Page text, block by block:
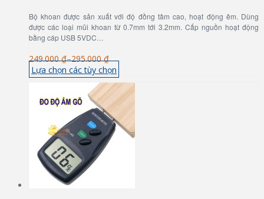
Bộ khoan được sản xuất với độ đồng tâm cao, hoạt động êm. Dùng
được các loại mũi khoan từ 0.7mm tới 3.2mm. Cấp nguồn hoạt động
bằng cáp USB 5VDC…
249.000 ₫–295.000 ₫
Lựa chọn các tùy chọn